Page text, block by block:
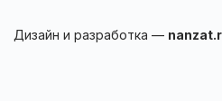
Дизайн и разработка —